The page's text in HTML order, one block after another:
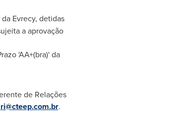
Evrecy, detidas
a aprovação
'AA+(bra)' da
de Relações
ri@cteep.com.br.